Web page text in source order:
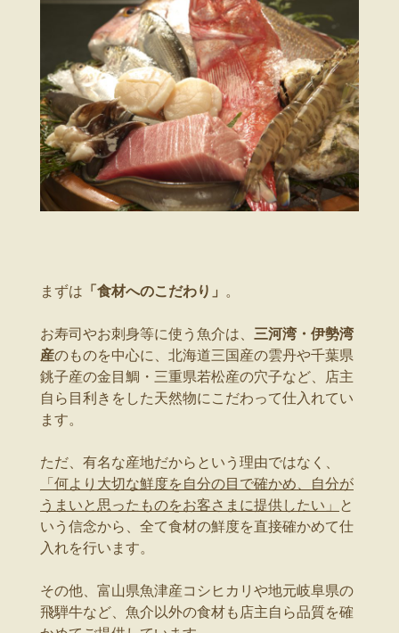
まずは 「食材へのこだわり」 。
お寿司やお刺身等に使う魚介は、 三河湾・伊勢湾
産のものを中心に、北海道三国産の雲丹や千葉県
銚子産の金目鯛・三重県若松産の穴子など、店主
自ら目利きをした天然物にこだわって仕入れてい
ます。
ただ、有名な産地だからという理由ではなく、
「何より大切な鮮度を自分の目で確かめ、自分が
うまいと思ったものをお客さまに提供したい」 と
いう信念から、全て食材の鮮度を直接確かめて仕
入れを行います。
その他、富山県魚津産コシヒカリや地元岐阜県の
飛騨牛など、魚介以外の食材も店主自ら品質を確